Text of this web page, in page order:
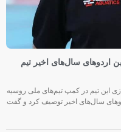
اردوهای سال‌های اخیر تیم
این تیم در کمپ تیم‌های ملی روسیه
سال‌های اخیر توصیف کرد و گفت